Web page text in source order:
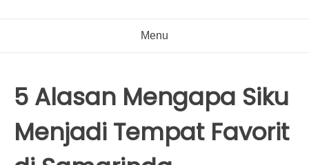
Menu
5 Alasan Mengapa Siku
Menjadi Tempat Favorit